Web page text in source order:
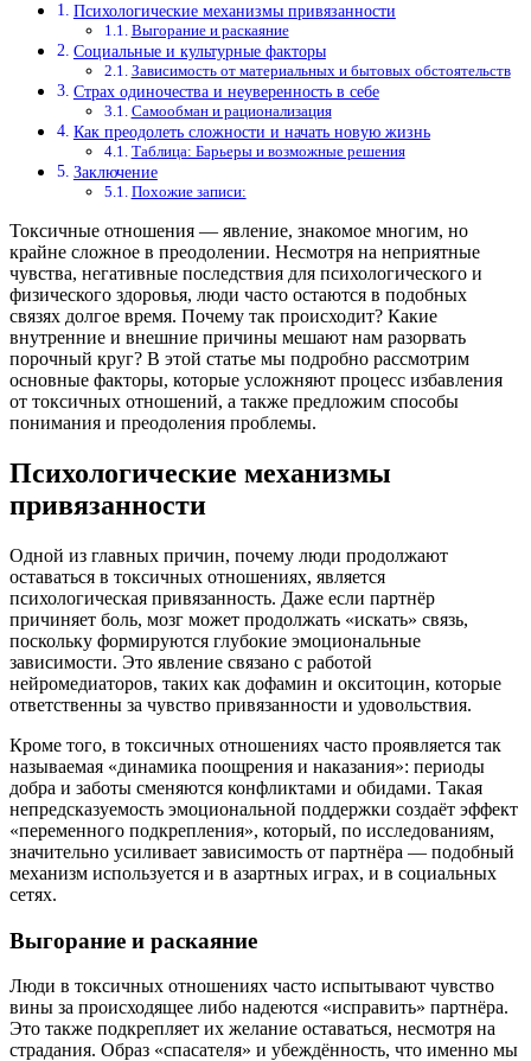
Психологические механизмы привязанности
Выгорание и раскаяние
Социальные и культурные факторы
Зависимость от материальных и бытовых обстоятельств
Страх одиночества и неуверенность в себе
Самообман и рационализация
Как преодолеть сложности и начать новую жизнь
Таблица: Барьеры и возможные решения
Заключение
Похожие записи:
Токсичные отношения — явление, знакомое многим, но
крайне сложное в преодолении. Несмотря на неприятные
чувства, негативные последствия для психологического и
физического здоровья, люди часто остаются в подобных
связях долгое время. Почему так происходит? Какие
внутренние и внешние причины мешают нам разорвать
порочный круг? В этой статье мы подробно рассмотрим
основные факторы, которые усложняют процесс избавления
от токсичных отношений, а также предложим способы
понимания и преодоления проблемы.
Психологические механизмы
привязанности
Одной из главных причин, почему люди продолжают
оставаться в токсичных отношениях, является
психологическая привязанность. Даже если партнёр
причиняет боль, мозг может продолжать «искать» связь,
поскольку формируются глубокие эмоциональные
зависимости. Это явление связано с работой
нейромедиаторов, таких как дофамин и окситоцин, которые
ответственны за чувство привязанности и удовольствия.
Кроме того, в токсичных отношениях часто проявляется так
называемая «динамика поощрения и наказания»: периоды
добра и заботы сменяются конфликтами и обидами. Такая
непредсказуемость эмоциональной поддержки создаёт эффект
«переменного подкрепления», который, по исследованиям,
значительно усиливает зависимость от партнёра — подобный
механизм используется и в азартных играх, и в социальных
сетях.
Выгорание и раскаяние
Люди в токсичных отношениях часто испытывают чувство
вины за происходящее либо надеются «исправить» партнёра.
Это также подкрепляет их желание оставаться, несмотря на
страдания. Образ «спасателя» и убеждённость, что именно мы